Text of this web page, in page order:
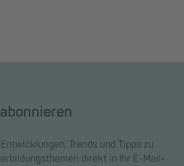
Trends und Tipps zu
direkt in Ihr E-Mail-